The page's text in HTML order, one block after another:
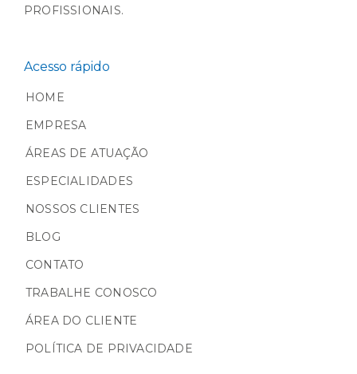
PROFISSIONAIS.
Acesso rápido
HOME
EMPRESA
ÁREAS DE ATUAÇÃO
ESPECIALIDADES
NOSSOS CLIENTES
BLOG
CONTATO
TRABALHE CONOSCO
ÁREA DO CLIENTE
POLÍTICA DE PRIVACIDADE